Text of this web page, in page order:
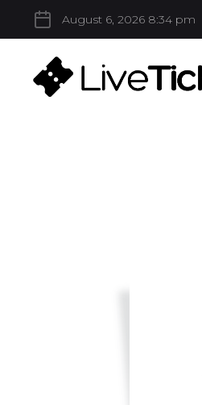
August 6, 2026 8:34 pm